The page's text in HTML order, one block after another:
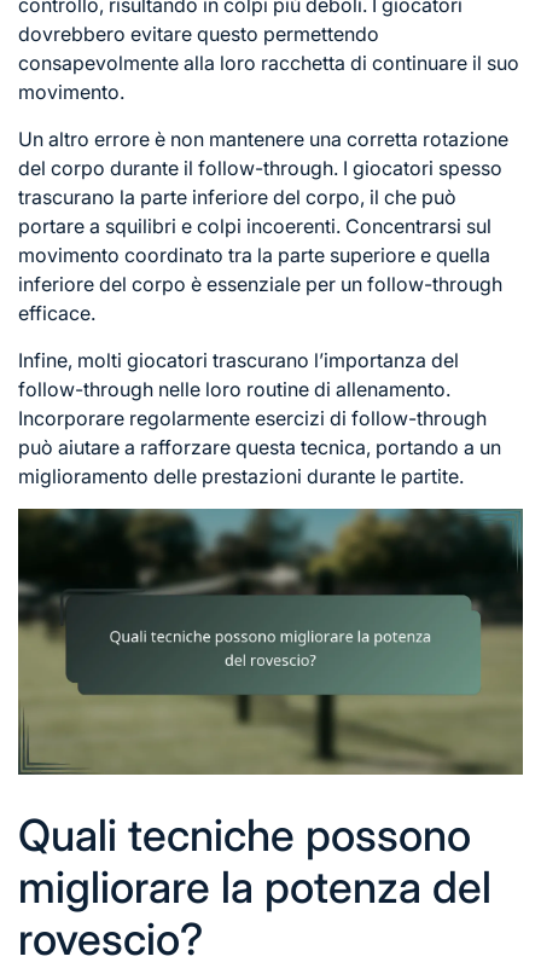
controllo, risultando in colpi più deboli. I giocatori
dovrebbero evitare questo permettendo
consapevolmente alla loro racchetta di continuare il suo
movimento.
Un altro errore è non mantenere una corretta rotazione
del corpo durante il follow-through. I giocatori spesso
trascurano la parte inferiore del corpo, il che può
portare a squilibri e colpi incoerenti. Concentrarsi sul
movimento coordinato tra la parte superiore e quella
inferiore del corpo è essenziale per un follow-through
efficace.
Infine, molti giocatori trascurano l’importanza del
follow-through nelle loro routine di allenamento.
Incorporare regolarmente esercizi di follow-through
può aiutare a rafforzare questa tecnica, portando a un
miglioramento delle prestazioni durante le partite.
Quali tecniche possono
migliorare la potenza del
rovescio?